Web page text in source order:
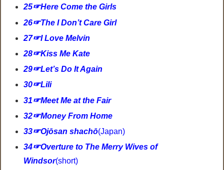
25☞Here Come the Girls
26☞The I Don’t Care Girl
27☞I Love Melvin
28☞Kiss Me Kate
29☞Let’s Do It Again
30☞Lili
31☞Meet Me at the Fair
32☞Money From Home
33☞Ojōsan shachō(Japan)
34☞Overture to The Merry Wives of
Windsor(short)